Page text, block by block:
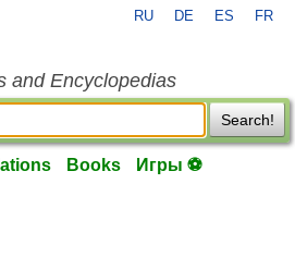
RU DE ES FR
and Encyclopedias
Search!
Books Игры ⚽